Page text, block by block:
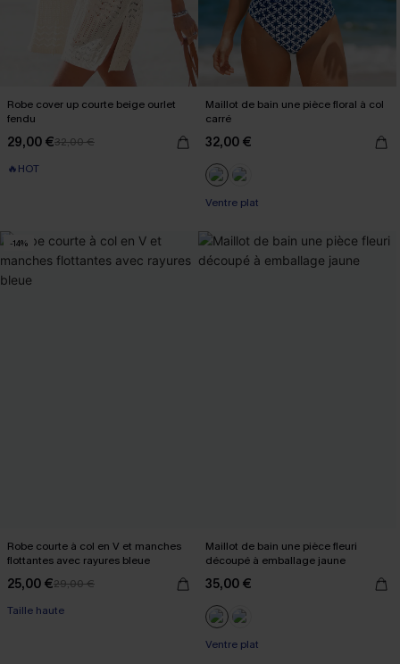
Robe cover up courte beige ourlet
fendu
29,00 €32,00 €
🔥HOT
Maillot de bain une pièce floral à col
carré
32,00 €
Ventre plat
-14%
Robe courte à col en V et manches
flottantes avec rayures bleue
25,00 €29,00 €
Taille haute
Maillot de bain une pièce fleuri
découpé à emballage jaune
35,00 €
Ventre plat